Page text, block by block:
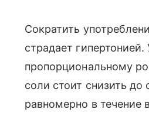
Сократить
страдает
пропорциональному
соли стоит снизить
равномерно в течение